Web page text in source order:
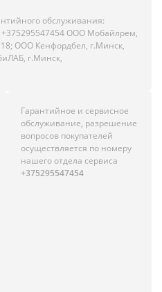
обслуживания:
+375295547454 ООО Мобайлрем,
ООО Кенфордбел, г.Минск,
г.Минск,
Гарантийное и сервисное
обслуживание, разрешение
вопросов покупателей
осуществляется по номеру
нашего отдела сервиса
+375295547454